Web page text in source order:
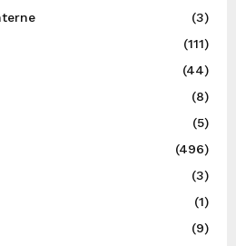
(3)
(111)
(44)
(8)
(5)
(496)
(3)
(1)
(9)